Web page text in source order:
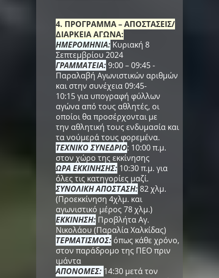
4. ΠΡΟΓΡΑΜΜΑ – ΑΠΟΣΤΑΣΕΙΣ/
ΔΙΑΡΚΕΙΑ ΑΓΩΝΑ:
ΗΜΕΡΟΜΗΝΙΑ: Κυριακή 8
Σεπτεμβρίου 2024
ΓΡΑΜΜΑΤΕΙΑ: 9:00 – 09:45 -
Παραλαβή Αγωνιστικών αριθμών
και στην συνέχεια 09:45-
10:15 για υπογραφή φύλλων
αγώνα από τους αθλητές, οι
οποίοι θα προσέρχονται με
την αθλητική τους ενδυμασία και
τα νούμερά τους φορεμένα.
ΤΕΧΝΙΚΟ ΣΥΝΕΔΡΙΟ: 10:00 π.μ.
στον χώρο της εκκίνησης
ΩΡΑ ΕΚΚΙΝΗΣΗΣ: 10:30 π.μ. για
όλες τις κατηγορίες μαζί.
ΣΥΝΟΛΙΚΗ ΑΠΟΣΤΑΣΗ:82 χλμ.
(Προεκκίνηση 4χλμ. και
αγωνιστικό μέρος 78 χλμ.)
ΕΚΚΙΝΗΣΗ: Προβλήτα Αγ.
Νικολάου (Παραλία Χαλκίδας)
ΤΕΡΜΑΤΙΣΜΟΣ: όπως κάθε χρόνο,
στον παράδρομο της ΠΕΟπριν
ιμάντα
ΑΠΟΝΟΜΕΣ: 14:30 μετά τον